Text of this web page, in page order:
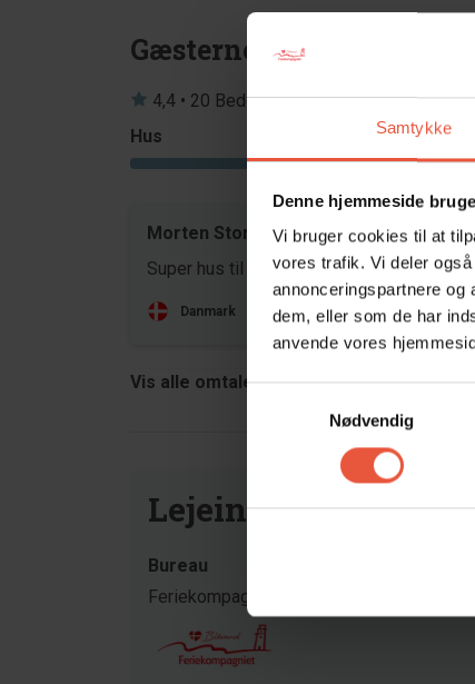
Samtykke
Denne hjemmeside
Vi bruger cookies til at
vores trafik. Vi deler
annonceringspartnere og
dem, eller som de har
anvende vores
Samtykkevalg
Nødvendig
Gæsterne siger
4,4 • 20 Bedømmelser
Hus
4,4
Grund
Morten Storm
maj
Super hus til 2 personer
Danmark
Vis alle omtaler
Lejeinformation
Bureau
Feriekompagniet